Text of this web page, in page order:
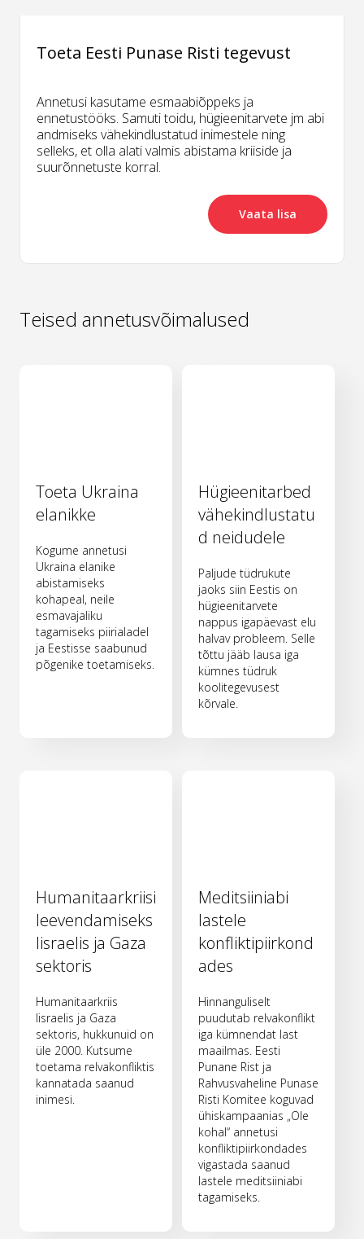
Toeta Eesti Punase Risti tegevust
Annetusi kasutame esmaabiõppeks ja
ennetustööks. Samuti toidu, hügieenitarvete jm abi
andmiseks vähekindlustatud inimestele ning
selleks, et olla alati valmis abistama kriiside ja
suurõnnetuste korral.
Vaata lisa
Teised annetusvõimalused
Toeta Ukraina
elanikke
Kogume annetusi
Ukraina elanike
abistamiseks
kohapeal, neile
esmavajaliku
tagamiseks piirialadel
ja Eestisse saabunud
põgenike toetamiseks.
Hügieenitarbed
vähekindlustatu
d neidudele
Paljude tüdrukute
jaoks siin Eestis on
hügieenitarvete
nappus igapäevast elu
halvav probleem. Selle
tõttu jääb lausa iga
kümnes tüdruk
koolitegevusest
kõrvale.
Humanitaarkriisi
leevendamiseks
Iisraelis ja Gaza
sektoris
Humanitaarkriis
Iisraelis ja Gaza
sektoris, hukkunuid on
üle 2000. Kutsume
toetama relvakonfliktis
kannatada saanud
inimesi.
Meditsiiniabi
lastele
konfliktipiirkond
ades
Hinnanguliselt
puudutab relvakonflikt
iga kümnendat last
maailmas. Eesti
Punane Rist ja
Rahvusvaheline Punase
Risti Komitee koguvad
ühiskampaanias „Ole
kohal“ annetusi
konfliktipiirkondades
vigastada saanud
lastele meditsiiniabi
tagamiseks.